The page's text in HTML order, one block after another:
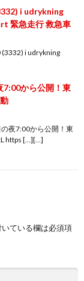
i udrykning
緊急走行 救急車
(3332) i udrykning
7:00から公開！東
夜7:00から公開！東
https […][…]
いている欄は必須項